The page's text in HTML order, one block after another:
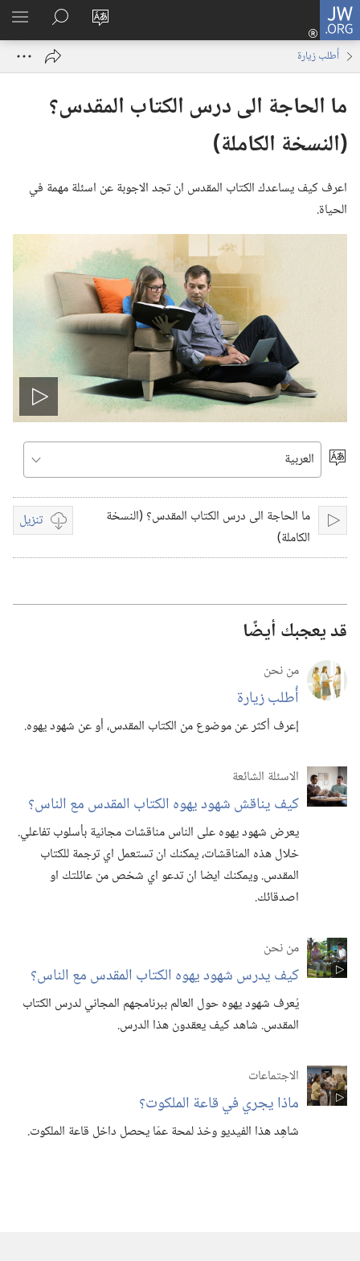
JW.ORG
تغيير
الموقع
تسجيل
الدخول
نافذة
جديدة)
البحث
في
JW.‎ORG
أُطلب زيارة
ما الحاجة الى درس الكتاب المقدس؟‏
(‏النسخة الكاملة)‏
اعرف كيف يساعدك الكتاب المقدس ان تجد الاجوبة عن اسئلة مهمة في
الحياة.‏
تشغيل
الفيديو
اختر
تشغيل
ما الحاجة الى درس الكتاب المقدس؟ (النسخة
الكاملة)
تنزيلخيارات
تنزيل
قد يعجبك أيضًا
من نحن
أُطلب زيارة
إعرف أكثر عن موضوع من الكتاب المقدس،‏ أو عن شهود يهوه.‏
الاسئلة الشائعة
كيف يناقش شهود يهوه الكتاب المقدس مع الناس؟‏
يعرض شهود يهوه على الناس مناقشات مجانية بأسلوب تفاعلي.‏
خلال هذه المناقشات،‏ يمكنك ان تستعمل اي ترجمة للكتاب
المقدس.‏ ويمكنك ايضا ان تدعو اي شخص من عائلتك او
اصدقائك.‏
من نحن
كيف يدرس شهود يهوه الكتاب المقدس مع الناس؟‏
يُعرف شهود يهوه حول العالم ببرنامجهم المجاني لدرس الكتاب
المقدس.‏ شاهد كيف يعقدون هذا الدرس.‏
الاجتماعات
ماذا يجري في قاعة الملكوت؟‏
شاهِد هذا الفيديو وخذ لمحة عمّا يحصل داخل قاعة الملكوت.‏